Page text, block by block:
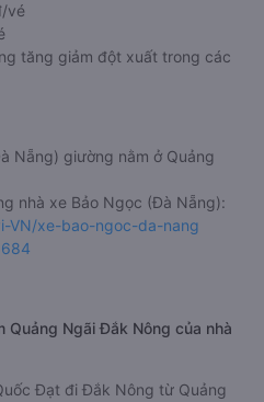
vé
tăng giảm đột xuất trong các
Nẵng) giường nằm ở Quảng
nhà xe Bảo Ngọc (Đà Nẵng):
VN/xe-bao-ngoc-da-nang
Quảng Ngãi Đắk Nông của nhà
Đạt đi Đắk Nông từ Quảng